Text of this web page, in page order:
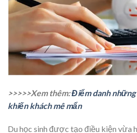
>>>>>Xem thêm:Điểm danh những
khiến khách mê mẩn
Du học sinh được tạo điều kiện vừa